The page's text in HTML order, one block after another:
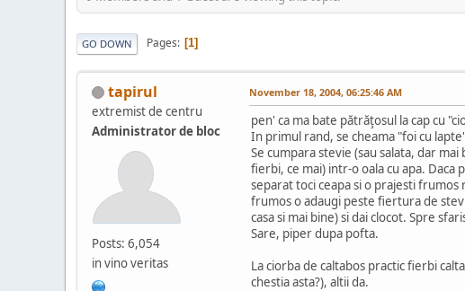
GO DOWN Pages 1
tapirul
extremist de centru
Administrator de bloc
Posts: 6,054
in vino veritas
November 18, 2004, 06:25:46 AM
pen' ca ma bate pătrăţosul la cap cu
In primul rand, se cheama "foi cu
Se cumpara stevie (sau salata, dar
fierbi, ce mai) intr-o oala cu apa. Daca
separat toci ceapa si o prajesti
frumos o adaugi peste fiertura de
casa si mai bine) si dai clocot. Spre
Sare, piper dupa pofta.
La ciorba de caltabos practic fierbi
chestia asta?), altii da.